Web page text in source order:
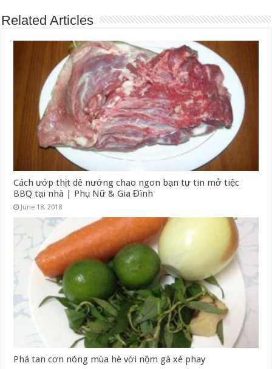
Related Articles
Cách ướp thịt dê nướng chao ngon bạn tự tin mở tiệc
BBQ tại nhà | Phụ Nữ & Gia Đình
June 18, 2018
Phá tan cơn nóng mùa hè với nộm gà xé phay